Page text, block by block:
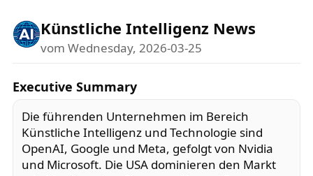
Künstliche Intelligenz News
vom Wednesday, 2026-03-25
Executive Summary
Die führenden Unternehmen im Bereich
Künstliche Intelligenz und Technologie sind
OpenAI, Google und Meta, gefolgt von Nvidia
und Microsoft. Die USA dominieren den Markt